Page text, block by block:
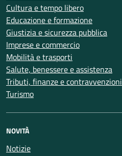
Cultura e tempo libero
Educazione e formazione
Giustizia e sicurezza pubblica
Imprese e commercio
Mobilità e trasporti
Salute, benessere e assistenza
Tributi, finanze e contravvenzioni
Turismo
NOVITÀ
Notizie